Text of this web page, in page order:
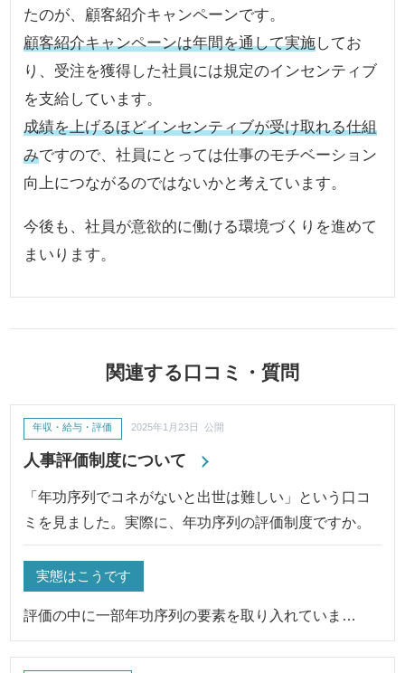
たのが、顧客紹介キャンペーンです。
顧客紹介キャンペーンは年間を通して実施してお
り、受注を獲得した社員には規定のインセンティブ
を支給しています。
成績を上げるほどインセンティブが受け取れる仕組
みですので、社員にとっては仕事のモチベーション
向上につながるのではないかと考えています。
今後も、社員が意欲的に働ける環境づくりを進めて
まいります。
関連する口コミ・質問
人事評価制度について
年収・給与・評価 2025年1月23日 公開
「年功序列でコネがないと出世は難しい」という口コ
ミを見ました。実際に、年功序列の評価制度ですか。
実態はこうです
評価の中に一部年功序列の要素を取り入れていま…